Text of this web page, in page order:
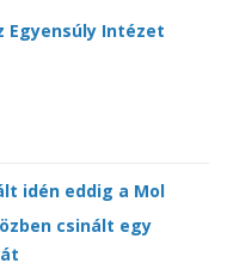
Egyensúly Intézet
idén eddig a Mol
csinált egy